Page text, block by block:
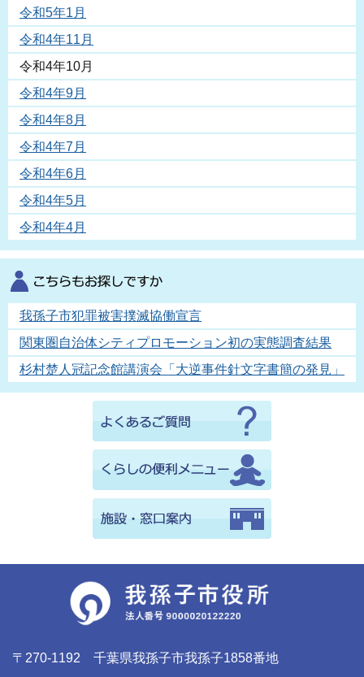
令和5年1月
令和4年11月
令和4年10月
令和4年9月
令和4年8月
令和4年7月
令和4年6月
令和4年5月
令和4年4月
我孫子市犯罪被害撲滅協働宣言
関東圏自治体シティプロモーション初の実態調査結果
杉村楚人冠記念館講演会「大逆事件針文字書簡の発見」
〒270-1192 千葉県我孫子市我孫子1858番地